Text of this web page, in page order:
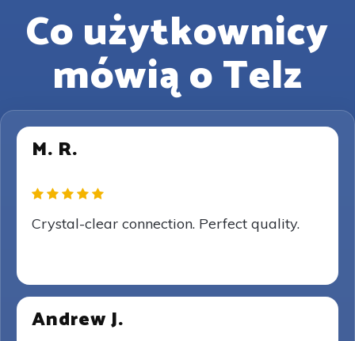
Co użytkownicy
mówią o Telz
M. R.
Crystal-clear connection. Perfect quality.
Andrew J.